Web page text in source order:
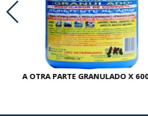
A OTRA PARTE GRANULADO X